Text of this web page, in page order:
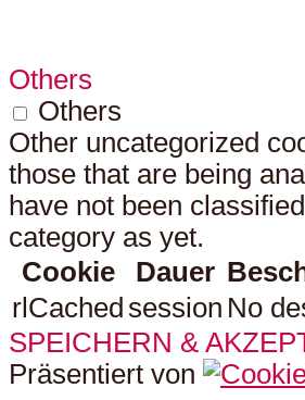
Others
Others
Other uncategorized
those that are being
have not been
category as yet.
Cookie
Dauer
rlCached session No
SPEICHERN &
Präsentiert von